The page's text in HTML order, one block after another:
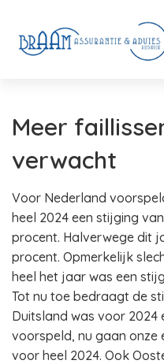
Meer
verwacht
Voor Nederland
heel 2024 een stijging
procent. Halverwege dit
procent. Opmerkelijk
heel het jaar was een
Tot nu toe bedraagt de
Duitsland was voor 2024
voorspeld, nu gaan onze
voor heel 2024. Ook